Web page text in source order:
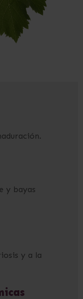
y bayas
y a la